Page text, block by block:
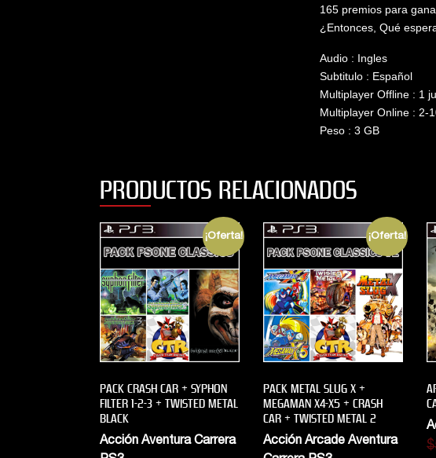
165 premios para
¿Entonces, Qué
Audio : Ingles
Subtitulo : Español
Multiplayer Offline : 1
Multiplayer Online : 2-
Peso : 3 GB
PRODUCTOS RELACIONADOS
¡Oferta!
PACK CRASH CAR + SYPHON
FILTER 1-2-3 + TWISTED METAL
BLACK
Acción Aventura Carrera
¡Oferta!
PACK METAL SLUG X +
MEGAMAN X4-X5 + CRASH
CAR + TWISTED METAL 2
Acción Arcade Aventura
$